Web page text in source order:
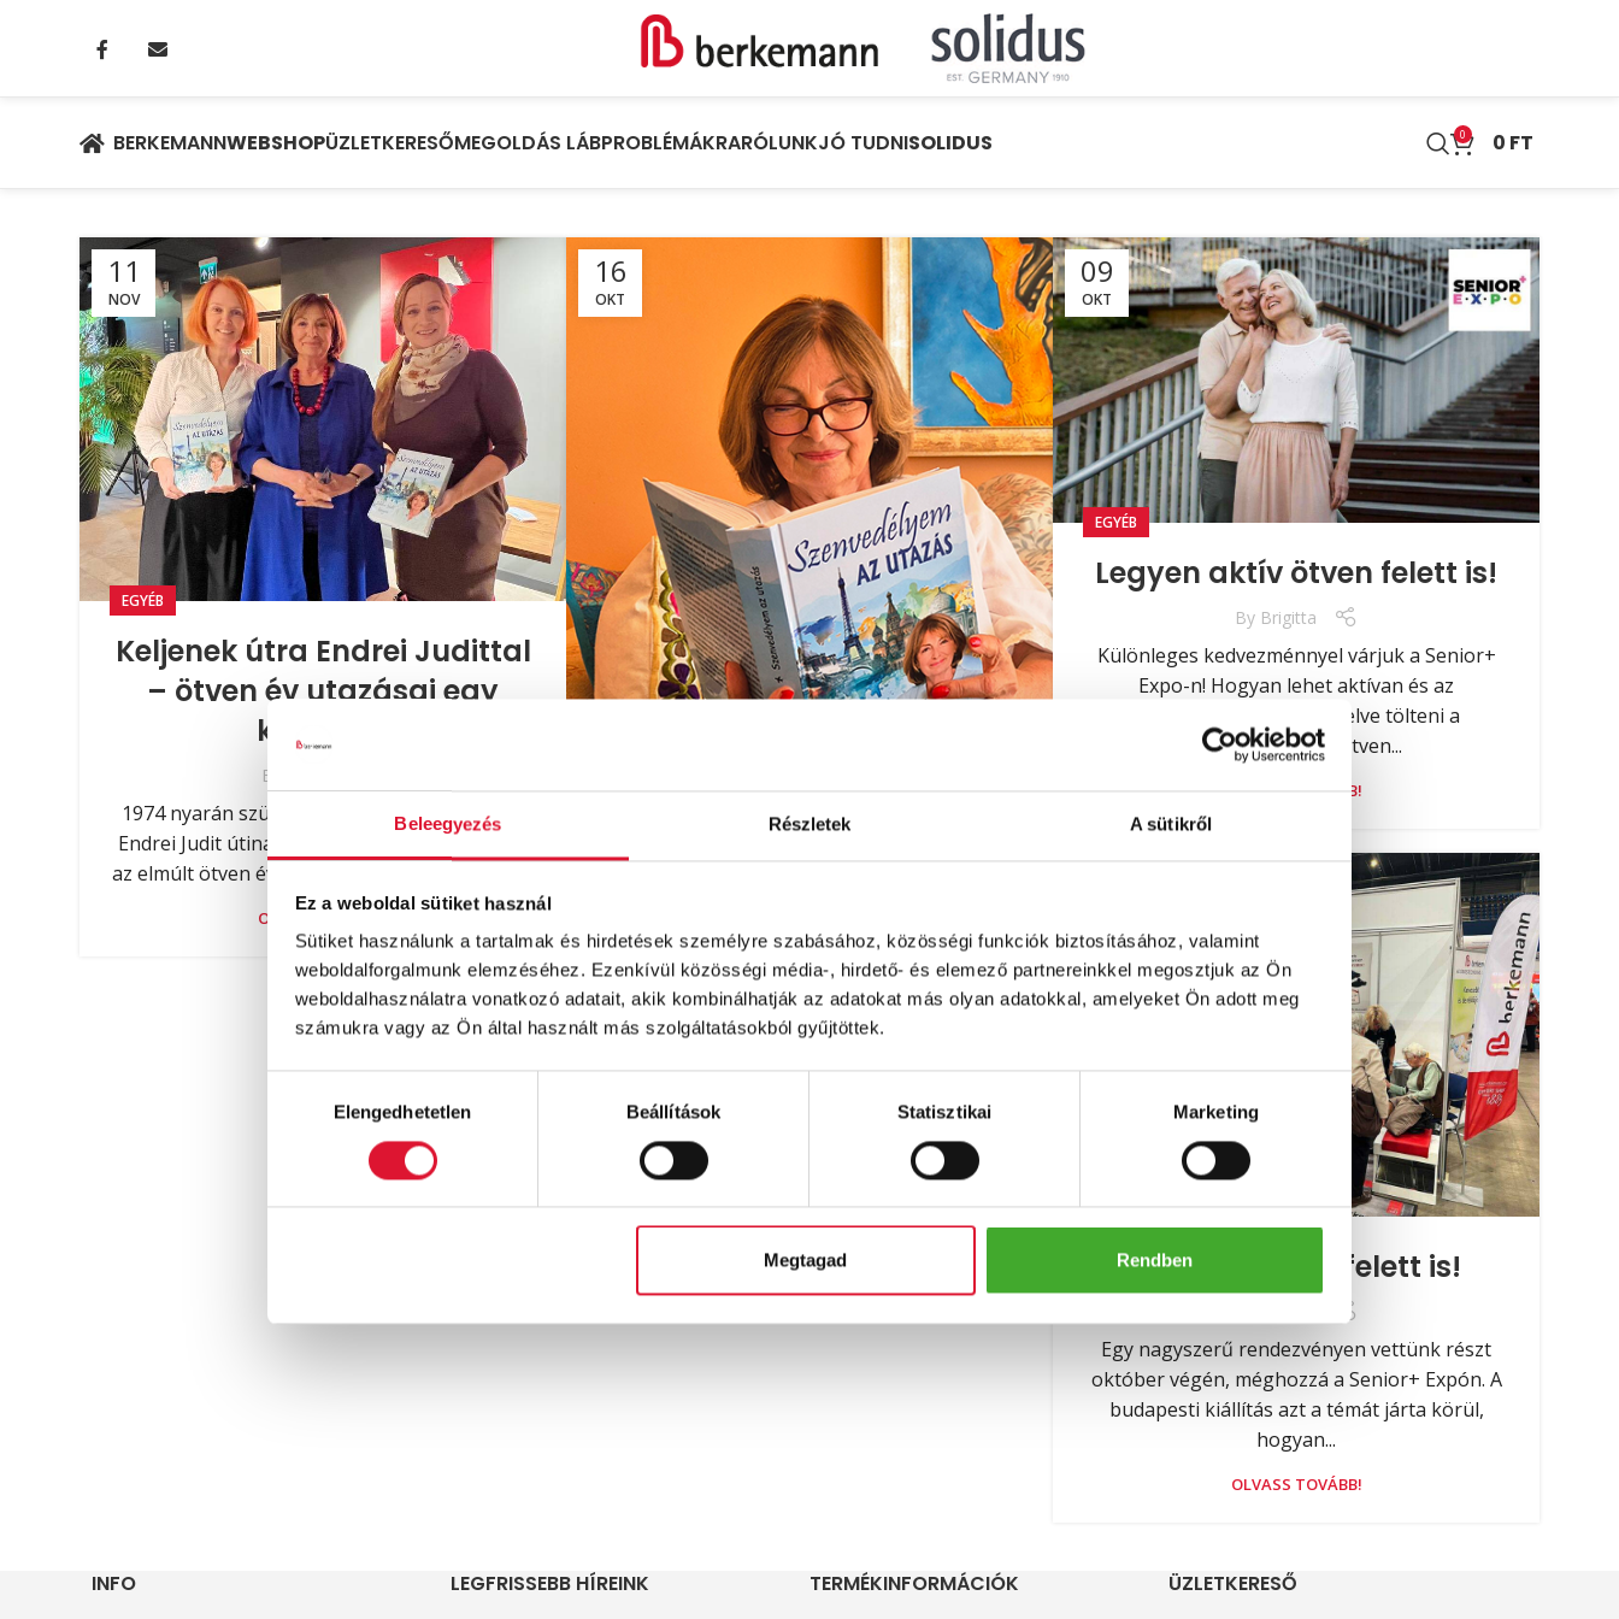
Beleegyezés Részletek A sütikről
Ez a weboldal sütiket használ
Sütiket használunk a tartalmak és hirdetések személyre szabásához, közösségi funkciók biztosításához, valamint
weboldalforgalmunk elemzéséhez. Ezenkívül közösségi média-, hirdető- és elemező partnereinkkel megosztjuk az Ön
weboldalhasználatra vonatkozó adatait, akik kombinálhatják az adatokat más olyan adatokkal, amelyeket Ön adott meg
számukra vagy az Ön által használt más szolgáltatásokból gyűjtöttek.
kiválasztásaElengedhetetlen Beállítások Statisztikai Marketing
Megtagad Rendben
BERKEMANNWEBSHOPÜZLETKERESŐMEGOLDÁS LÁBPROBLÉMÁKRARÓLUNKJÓ TUDNISOLIDUS 0 0 FT
11
NOV
EGYÉB
Keljenek útra Endrei Judittal
– ötven év utazásai egy
kötetben
By
1974 nyarán született meg az első bejegyzés
Endrei Judit útinaplójába, a gyűjtemény pedig
az elmúlt ötven évben egyre bővült. A füzetek...
OLVASS TOVÁBB!
16
OKT
Másfél kilónyi úti élmény –
Endrei Judittal a világ körül
By Zsuzsi
gasztronómiai kaland – így lehetne röviden
09
OKT
EGYÉB
Legyen aktív ötven felett is!
By Brigitta
Különleges kedvezménnyel várjuk a Senior+
Expo-n! Hogyan lehet aktívan és az
egészségünkre odafigyelve tölteni a
mindennapokat ötven...
OLVASS TOVÁBB!
Aktívan ötven felett is!
Egy nagyszerű rendezvényen vettünk részt
október végén, méghozzá a Senior+ Expón. A
budapesti kiállítás azt a témát járta körül,
hogyan...
OLVASS TOVÁBB!
INFO LEGFRISSEBB HÍREINK TERMÉKINFORMÁCIÓK ÜZLETKERESŐ